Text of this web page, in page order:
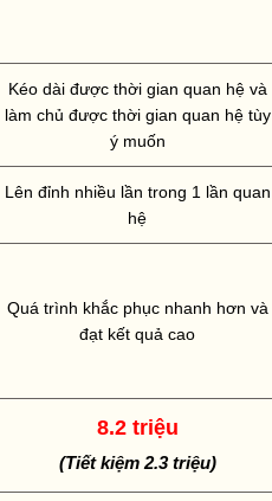
Kéo dài được thời gian quan hệ và
làm chủ được thời gian quan hệ tùy
ý muốn
Lên đỉnh nhiều lần trong 1 lần quan
hệ
Quá trình khắc phục nhanh hơn và
đạt kết quả cao
8.2 triệu
(Tiết kiệm 2.3 triệu)